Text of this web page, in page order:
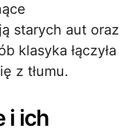
starych aut oraz
klasyka łączyła
z tłumu.
i ich